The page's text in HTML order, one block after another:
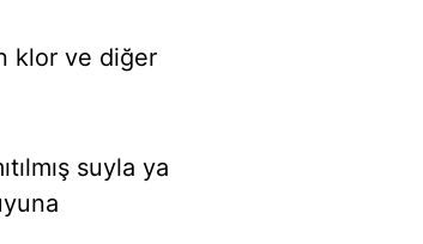
klor ve diğer
suyla ya